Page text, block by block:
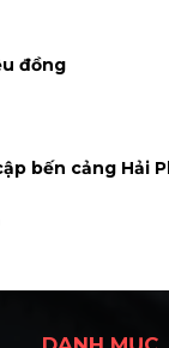
đồng
bến cảng Hải